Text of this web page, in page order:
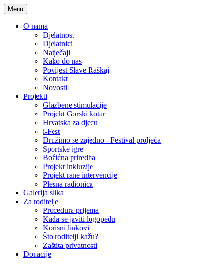
Menu
O nama
Djelatnost
Djelatnici
Natječaji
Kako do nas
Povijest Slave Raškaj
Kontakt
Novosti
Projekti
Glazbene stimulacije
Projekt Gorski kotar
Hrvatska za djecu
i-Fest
Družimo se zajedno - Festival proljeća
Sportske igre
Božićna priredba
Projekt inkluzije
Projekt rane intervencije
Plesna radionica
Galerija slika
Za roditelje
Procedura prijema
Kada se javiti logopedu
Korisni linkovi
Što roditelji kažu?
Zaštita privatnosti
Donacije